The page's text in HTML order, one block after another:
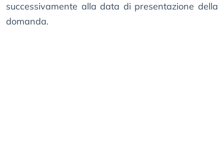
successivamente alla data di presentazione della
domanda.